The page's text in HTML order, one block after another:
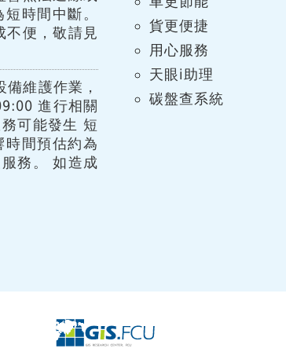
時間中斷。
不便，敬請見
維護作業，
進行相關
可能發生 短
間預估約為
務。 如造成
貨更便捷
用心服務
天眼i助理
碳盤查系統